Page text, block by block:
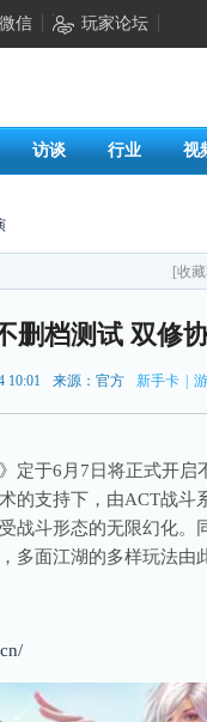
信 玩家论坛
访谈 行业 视
[收
删档测试 双修
10:01 来源：官方 新手卡
定于6月7日将正式开
的支持下，由ACT战斗
战斗形态的无限幻化。
多面江湖的多样玩法由